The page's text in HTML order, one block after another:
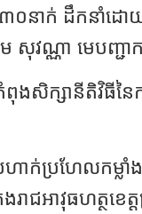
ង៣០នាក់ ដឹកនាំ
ណា មេបញ្ជាការ
ក្សានីតិវិធីនៃកា
ហាក់ប្រហែលកម្លាំ
អាវុធហត្ថខេត្តក្